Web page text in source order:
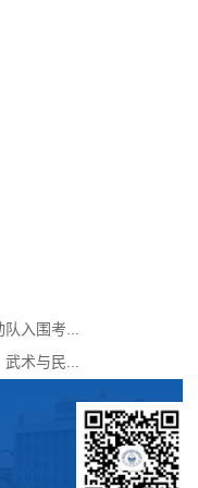
入围考...
术与民...